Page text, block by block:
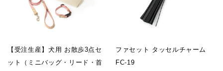
【受注生産】犬用 お散歩3点セ
ット（ミニバッグ・リード・首
ファセット タッセルチャーム
FC-19